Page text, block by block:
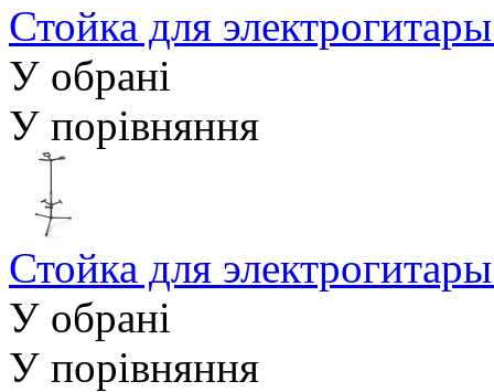
Стойка для
У обрані
У порівняння
Стойка для
У обрані
У порівняння